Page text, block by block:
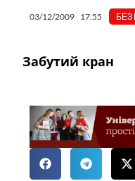
03/12/2009 17:55 БЕЗ
Забутий кран